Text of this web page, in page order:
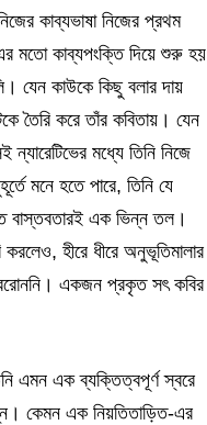
কাব্যভাষা নিজের প্রথম
মতো কাব্যপংক্তি দিয়ে শুরু হয়
যেন কাউকে কিছু বলার দায়
তৈরি করে তাঁর কবিতায়। যেন
মধ্যে তিনি নিজে
মনে হতে পারে, তিনি যে
বাস্তবতারই এক ভিন্ন তল।
করলেও, হীরে ধীরে অনুভূতিমালার
বেরোননি। একজন প্রকৃত সৎ কবির
এমন এক ব্যক্তিত্বপূর্ণ স্বরে
কেমন এক নিয়তিতাড়িত-এর